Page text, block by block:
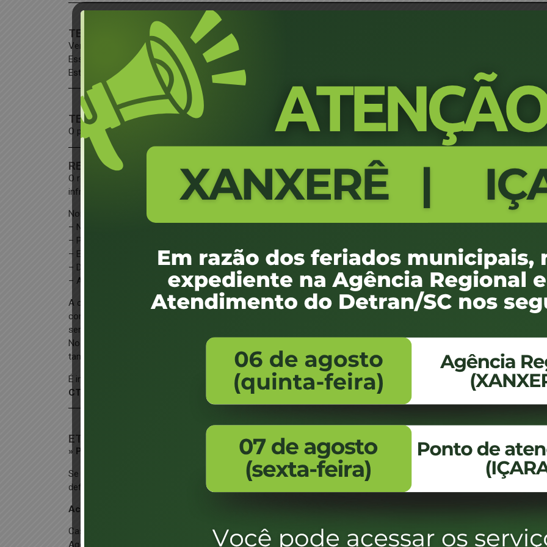
TEMPO DE SOLICITAÇÃO
Verifique o prazo estabelecido para apresentação da defesa na Notificação de Autuação, encaminhada pela
Essa consulta também poderá ser realizada pelo
Estado de Infraestrutura e Detran/ SC).
TEMPO DE EXECUÇÃO
O prazo de análise é de 180 dias ou 360 dias caso haja interposição de defesa.
REQUISITOS EXIGIDOS DO USUÁRIO
O requerimento deve ser apresentado preferencialmente por meio do formulário disponível no site do Detran/SC.
infração, ser redigido de maneira legível e conter os seguintes dados:
Nome do órgão ou entidade de trânsito responsável pela autuação ou pela aplicação da penalidade de advertência
– Nome, endereço completo com CEP, número de telefone, número do documento de identificação e CPF ou CNPJ
– Placa do veículo e número do Auto de Infração de Trânsito (AIT);
– Exposição dos fatos, fundamentos legais e/ou documentos que comprovem a alegação;
– Data do requerimento;
– Assinatura do requerente ou de seu representante legal.
A cópia do documento de identificação do requerente e de seu procurador, se for o caso, para análise da
com o documento apresentado. Além disso, outros documentos ou elementos probatórios que o requerente
ser incluídos.
No caso de veículos de propriedade de pessoa jurídica, é necessário apresentar fotocópia dos documentos que
também acompanhado por fotocópia legível do seu documento de identificação.
É importante observar que não são exigidos documentos ou cópias de documentos emitidos pelo órgão
CTB
ETAPAS DO PROCESSO
» Pelo DETRAN DIGITAL:
Se o órgão autuador estiver localizado no Estado de Santa Catarina (Municípios, Secretaria de Estado de
defesa de autuação diretamente através do Portal Digital do Detran/SC.
Acessar o DETRAN DIGITAL e clicar em “SERVIÇOS REFERENTES À INFRAÇÕES DE TRÂNSITO”
Caso contrário, o condutor tem a opção de recorrer diretamente ao órgão autuador através do envio de